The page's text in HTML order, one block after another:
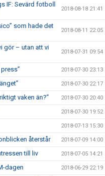
IF: Sevärd fotboll
2018-08-18 21:41
som hade det
2018-08-11 22:05
gör – utan att vi
2018-07-31 09:54
2018-07-30 23:13
2018-07-30 22:17
vaken än?” 2018-07-30 20:40
2018-07-30 19:52
2018-07-13 15:30
återstår 2018-07-09 14:00
till liv 2018-07-05 14:21
dagen 2018-06-29 22:19